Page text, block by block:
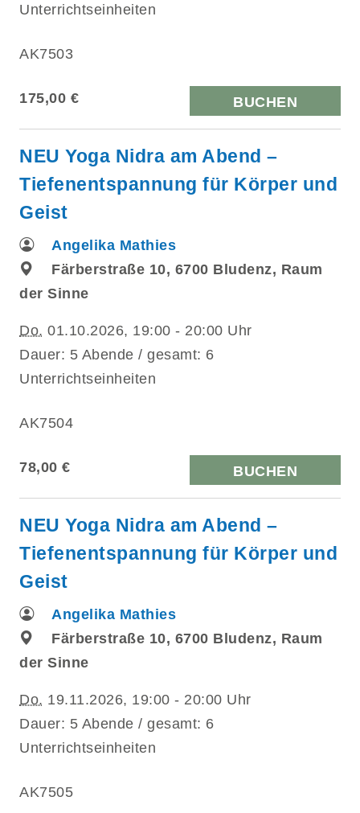
Unterrichtseinheiten
AK7503
175,00 € BUCHEN
NEU Yoga Nidra am Abend –
Tiefenentspannung für Körper und
Geist
Angelika Mathies
Färberstraße 10, 6700 Bludenz, Raum
der Sinne
Do. 01.10.2026, 19:00 - 20:00 Uhr
Dauer: 5 Abende / gesamt: 6
Unterrichtseinheiten
AK7504
78,00 € BUCHEN
NEU Yoga Nidra am Abend –
Tiefenentspannung für Körper und
Geist
Angelika Mathies
Färberstraße 10, 6700 Bludenz, Raum
der Sinne
Do. 19.11.2026, 19:00 - 20:00 Uhr
Dauer: 5 Abende / gesamt: 6
Unterrichtseinheiten
AK7505